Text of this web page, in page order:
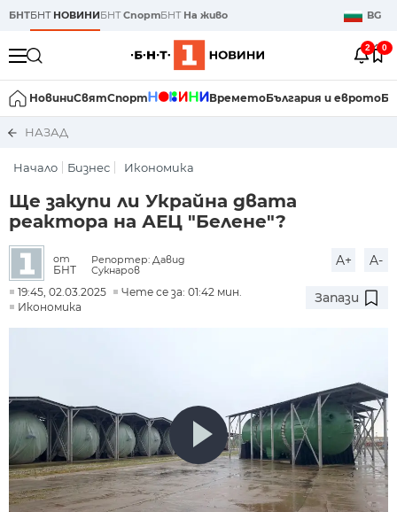
БНТБНТ НОВИНИБНТСпортБНТ На живо BG
2 0
НовиниСвятСпорт ВреметоБългария и еврото
НАЗАД
Начало Бизнес Икономика
Ще закупи ли Украйна двата
реактора на АЕЦ "Белене"?
от
БНТ
Репортер: Давид
Сукнаров
A+ A-
19:45, 02.03.2025
Чете се за: 01:42 мин.
Икономика
Запази